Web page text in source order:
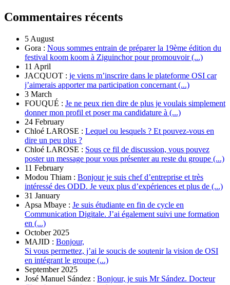
Commentaires récents
5 August
Gora : Nous sommes entrain de préparer la 19ème édition du
festival koom koom à Ziguinchor pour promouvoir (...)
11 April
JACQUOT : je viens m’inscrire dans le plateforme OSI car
j’aimerais apporter ma participation concernant (...)
3 March
FOUQUÉ : Je ne peux rien dire de plus je voulais simplement
donner mon profil et poser ma candidature à (...)
24 February
Chloé LAROSE : Lequel ou lesquels ? Et pouvez-vous en
dire un peu plus ?
Chloé LAROSE : Sous ce fil de discussion, vous pouvez
poster un message pour vous présenter au reste du groupe (...)
11 February
Modou Thiam : Bonjour je suis chef d’entreprise et très
intéressé des ODD. Je veux plus d’expériences et plus de (...)
31 January
Apsa Mbaye : Je suis étudiante en fin de cycle en
Communication Digitale. J’ai également suivi une formation
en (...)
October 2025
MAJID : Bonjour,
Si vous permettez, j’ai le soucis de soutenir la vision de OSI
en intégrant le groupe (...)
September 2025
José Manuel Sández : Bonjour, je suis Mr Sández. Docteur